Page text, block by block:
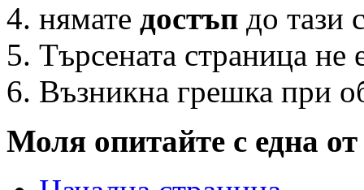
нямате достъп до тази
Търсената страница не
Възникна грешка при
Моля опитайте с една